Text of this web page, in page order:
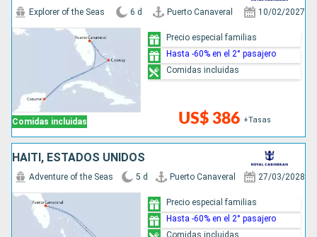
Comidas incluidas
Explorer of the Seas 6 d Puerto Canaveral 10/02/2027
US$ 386 +Tasas
Precio especial familias
Hasta -60% en el 2° pasajero
Comidas incluidas
HAITI, ESTADOS UNIDOS
Adventure of the Seas 5 d Puerto Canaveral 27/03/2028
Precio especial familias
Hasta -60% en el 2° pasajero
Comidas incluidas